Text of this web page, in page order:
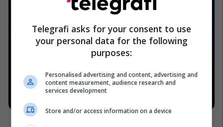
Telegrafi asks for your consent to use
your personal data for the following
purposes:
Personalised advertising and content, advertising and
content measurement, audience research and
services development
Store and/or access information on a device